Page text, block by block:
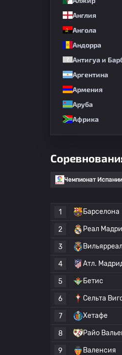
Англия
Ангола
Андорра
Антигуа и
Аргентина
Армения
Аруба
Африка
Чемпионат
1
Барселона
2 Реал
3 Вильярреал
4 Атл.
5 Бетис
6 Сельта
7 Хетафе
8 Райо
9 Валенсия